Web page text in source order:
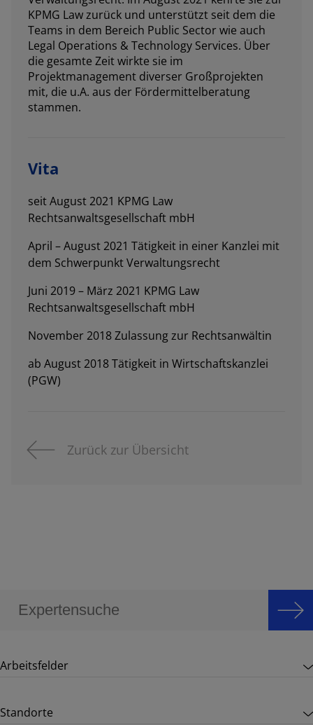
KPMG Law zurück und unterstützt seit dem die
Teams in dem Bereich Public Sector wie auch
Legal Operations & Technology Services. Über
die gesamte Zeit wirkte sie im
Projektmanagement diverser Großprojekten
mit, die u.A. aus der Fördermittelberatung
stammen.
Vita
seit August 2021 KPMG Law
Rechtsanwaltsgesellschaft mbH
April – August 2021 Tätigkeit in einer Kanzlei mit
dem Schwerpunkt Verwaltungsrecht
Juni 2019 – März 2021 KPMG Law
Rechtsanwaltsgesellschaft mbH
November 2018 Zulassung zur Rechtsanwältin
ab August 2018 Tätigkeit in Wirtschaftskanzlei
(PGW)
Zurück zur Übersicht
Arbeitsfelder
Standorte